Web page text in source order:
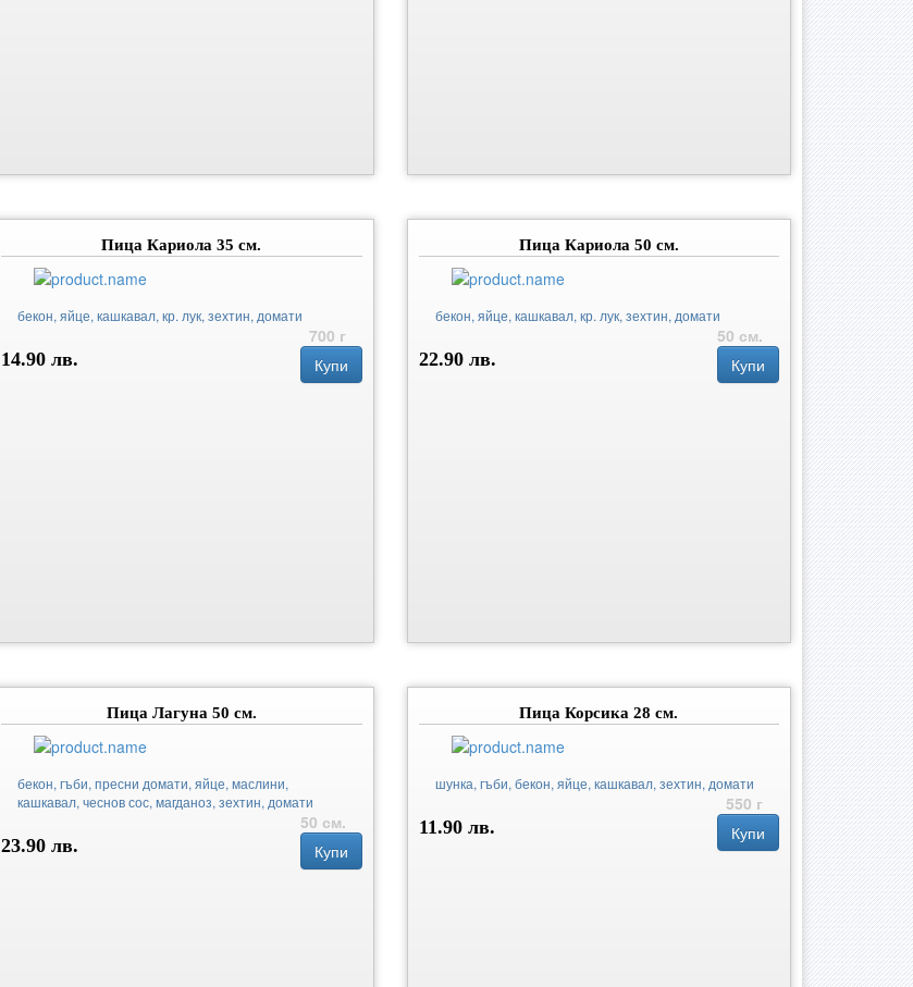
Пица Кариола 35 см.
бекон, яйце, кашкавал, кр. лук, зехтин, домати
700 г
14.90 лв.
Купи
Пица Кариола 50 см.
бекон, яйце, кашкавал, кр. лук, зехтин, домати
50 см.
22.90 лв.
Купи
Пица Лагуна 50 см.
бекон, гъби, пресни домати, яйце, маслини,
кашкавал, чеснов сос, магданоз, зехтин, домати
50 см.
23.90 лв.
Купи
Пица Корсика 28 см.
шунка, гъби, бекон, яйце, кашкавал, зехтин, домати
550 г
11.90 лв.
Купи